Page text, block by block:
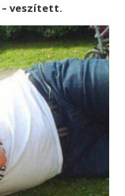
– veszített.